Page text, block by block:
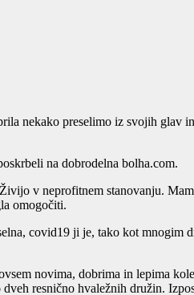
nekako preselimo iz svojih glav
na dobrodelna bolha.com.
v neprofitnem stanovanju.
omogočiti.
covid19 ji je, tako kot mnogim
novima, dobrima in lepima
resnično hvaležnih družin.